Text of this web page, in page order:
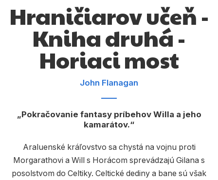
Poézia
Populárno - náučné pre deti
Predškoláci
Zdravie a životný štýl
Všetky kategórie
Hraničiarov učeň -
Kniha druhá -
Horiaci most
John Flanagan
Pokračovanie fantasy príbehov Willa a jeho
kamarátov.
Araluenské kráľovstvo sa chystá na vojnu proti
Morgarathovi a Will s Horácom sprevádzajú Gilana s
posolstvom do Celtiky. Celtické dediny a bane sú však